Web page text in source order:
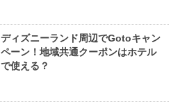
ディズニーランド周辺でGotoキャン
ペーン！地域共通クーポンはホテル
で使える？